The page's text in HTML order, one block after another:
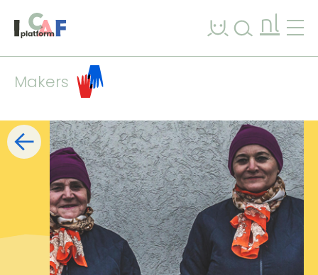
nl
Makers
Filters lijst kaart
+
−